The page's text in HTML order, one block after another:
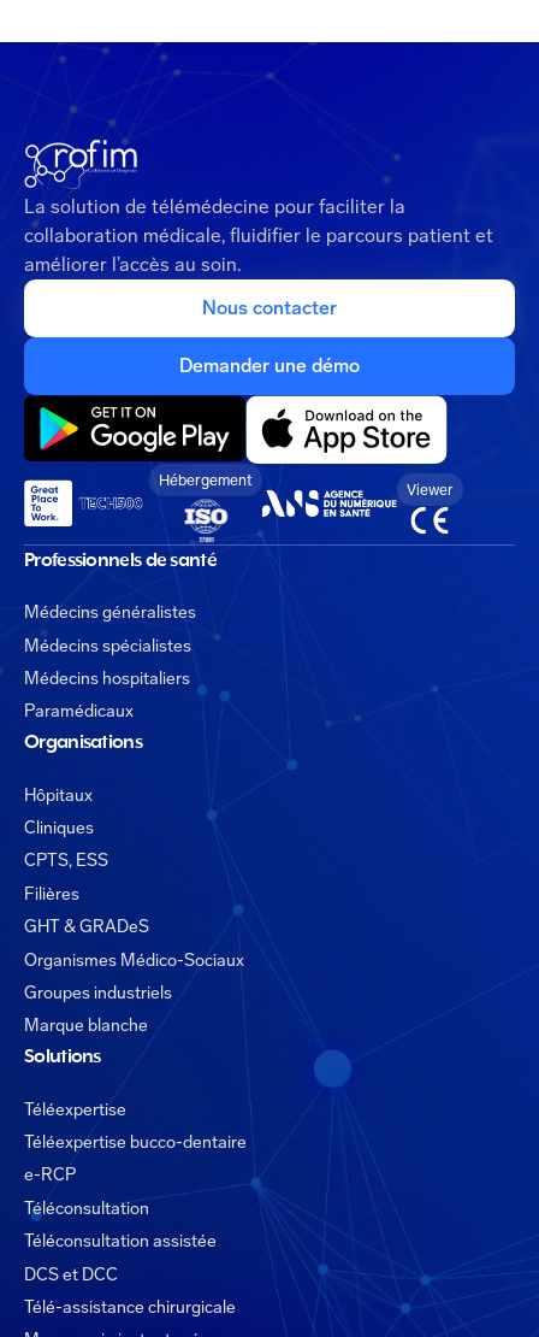
La solution de télémédecine pour faciliter la
collaboration médicale, fluidifier le parcours patient et
améliorer l’accès au soin.
Nous contacter
Demander une démo
Hébergement
Viewer
Professionnels de santé
Médecins généralistes
Médecins spécialistes
Médecins hospitaliers
Paramédicaux
Organisations
Hôpitaux
Cliniques
CPTS, ESS
Filières
GHT & GRADeS
Organismes Médico-Sociaux
Groupes industriels
Marque blanche
Solutions
Téléexpertise
Téléexpertise bucco-dentaire
e-RCP
Téléconsultation
Téléconsultation assistée
DCS et DCC
Télé-assistance chirurgicale